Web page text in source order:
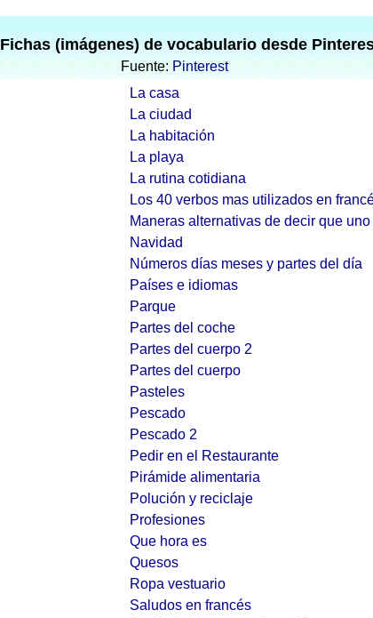
Fichas (imágenes) de vocabulario desde
Fuente: Pinterest
La casa
La ciudad
La habitación
La playa
La rutina cotidiana
Los 40 verbos mas utilizados en
Maneras alternativas de decir que
Navidad
Números días meses y partes del día
Países e idiomas
Parque
Partes del coche
Partes del cuerpo 2
Partes del cuerpo
Pasteles
Pescado
Pescado 2
Pedir en el Restaurante
Pirámide alimentaria
Polución y reciclaje
Profesiones
Que hora es
Quesos
Ropa vestuario
Saludos en francés